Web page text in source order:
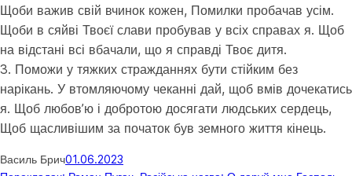
Щоби важив свій вчинок кожен, Помилки пробачав усім.
Щоби в сяйві Твоєї слави пробував у всіх справах я. Щоб
на відстані всі вбачали, що я справді Твоє дитя.
3. Поможи у тяжких стражданнях бути стійким без
нарікань. У втомляючому чеканні дай, щоб вмів дочекатись
я. Щоб любов’ю і добротою досягати людських сердець,
Щоб щасливішим за початок був земного життя кінець.
Василь Брич01.06.2023